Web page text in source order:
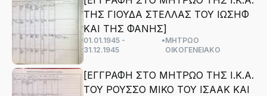
ΤΗΣ ΓΙΟΥΔΑ ΣΤΕΛΛΑΣ ΤΟΥ ΙΩΣΗΦ
ΚΑΙ ΤΗΣ ΦΑΝΗΣ]
01.01.1945 -
31.12.1945
•ΜΗΤΡΩΟ
ΟΙΚΟΓΕΝΕΙΑΚΟ
[ΕΓΓΡΑΦΗ ΣΤΟ ΜΗΤΡΩΟ ΤΗΣ Ι.Κ.Α.
ΤΟΥ ΡΟΥΣΣΟ ΜΙΚΟ ΤΟΥ ΙΣΑΑΚ ΚΑΙ